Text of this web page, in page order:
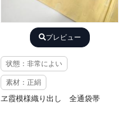
プレビュー
状態：非常によい
素材：正絹
ヱ霞模様織り出し 全通袋帯